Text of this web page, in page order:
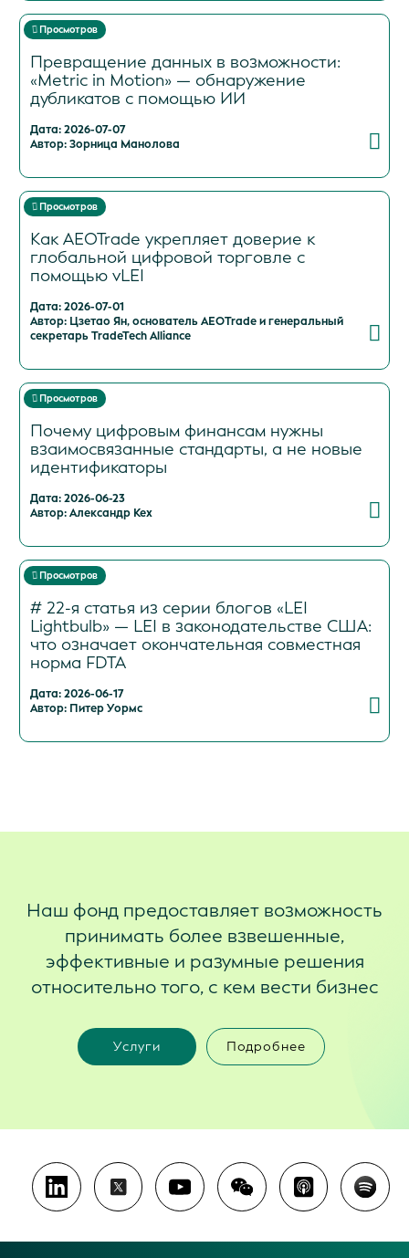
Просмотров
Превращение данных в возможности:
«Metric in Motion» — обнаружение
дубликатов с помощью ИИ
Дата: 2026-07-07
Автор: Зорница Манолова
Просмотров
Как AEOTrade укрепляет доверие к
глобальной цифровой торговле с
помощью vLEI
Дата: 2026-07-01
Автор: Цзетао Ян, основатель AEOTrade и генеральный
секретарь TradeTech Alliance
Просмотров
Почему цифровым финансам нужны
взаимосвязанные стандарты, а не новые
идентификаторы
Дата: 2026-06-23
Автор: Александр Кех
Просмотров
# 22-я статья из серии блогов «LEI
Lightbulb» — LEI в законодательстве США:
что означает окончательная совместная
норма FDTA
Дата: 2026-06-17
Автор: Питер Уормс
Наш фонд предоставляет возможность
принимать более взвешенные,
эффективные и разумные решения
относительно того, с кем вести бизнес
Услуги Подробнее